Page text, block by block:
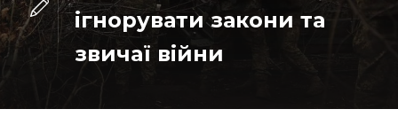
ігнорувати закони та
звичаї війни